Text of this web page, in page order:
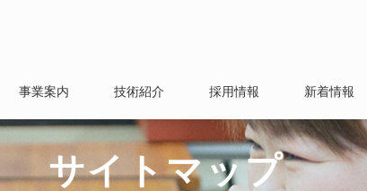
方針
ルディングス
事業案内
コンサルティング事業
技術紹介 採用情報 新着情報
サイトマップ